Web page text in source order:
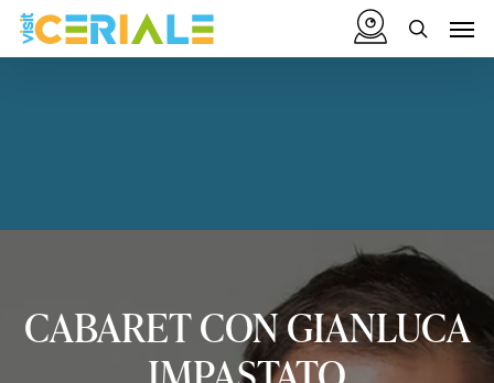
Vai
contenuto
CABARETCONGIANLUCA